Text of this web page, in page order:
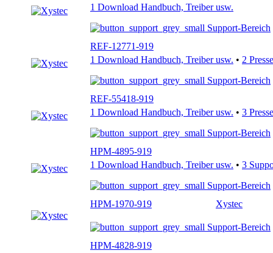
1 Download Handbuch, Treiber usw.
Support-Bereich
REF-12771-919
1 Download Handbuch, Treiber usw. • 2
Support-Bereich
REF-55418-919
1 Download Handbuch, Treiber usw. • 3
Support-Bereich
HPM-4895-919
1 Download Handbuch, Treiber usw. • 3
Support-Bereich
HPM-1970-919
Xystec
Support-Bereich
HPM-4828-919